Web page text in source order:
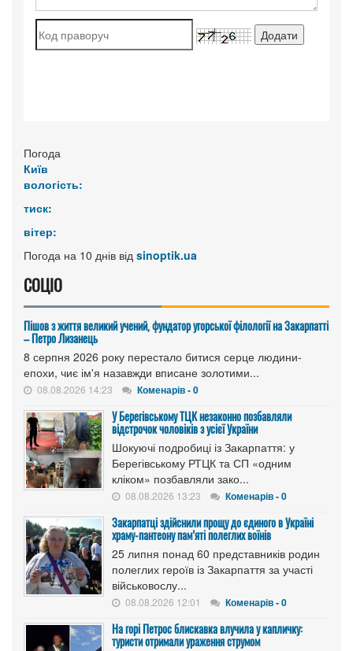
Погода
Київ
вологість:
тиск:
вітер:
Погода на 10 днів від sinoptik.ua
СОЦІО
Пішов з життя великий учений, фундатор угорської філології на Закарпатті
– Петро Лизанець
8 серпня 2026 року перестало битися серце людини-
епохи, чиє ім'я назавжди вписане золотими...
08.08.2026 14:23 Коменарів - 0
У Берегівському ТЦК незаконно позбавляли
відстрочок чоловіків з усієї України
Шокуючі подробиці із Закарпаття: у
Берегівському РТЦК та СП «одним
кліком» позбавляли зако...
08.08.2026 13:23 Коменарів - 0
Закарпатці здійснили прощу до єдиного в Україні
храму-пантеону пам’яті полеглих воїнів
25 липня понад 60 представників родин
полеглих героїв із Закарпаття за участі
військовослу...
08.08.2026 12:01 Коменарів - 0
На горі Петрос блискавка влучила у капличку:
туристи отримали ураження струмом